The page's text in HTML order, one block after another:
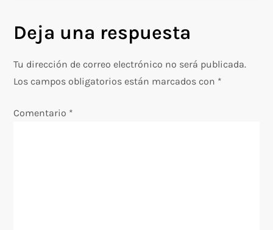
a
c
Deja una respuesta
Tu dirección de correo electrónico no será publicada.
Los campos obligatorios están marcados con *
Comentario *